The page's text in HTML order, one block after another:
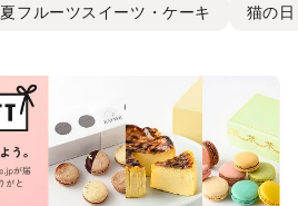
夏フルーツスイーツ・ケーキ 猫の日